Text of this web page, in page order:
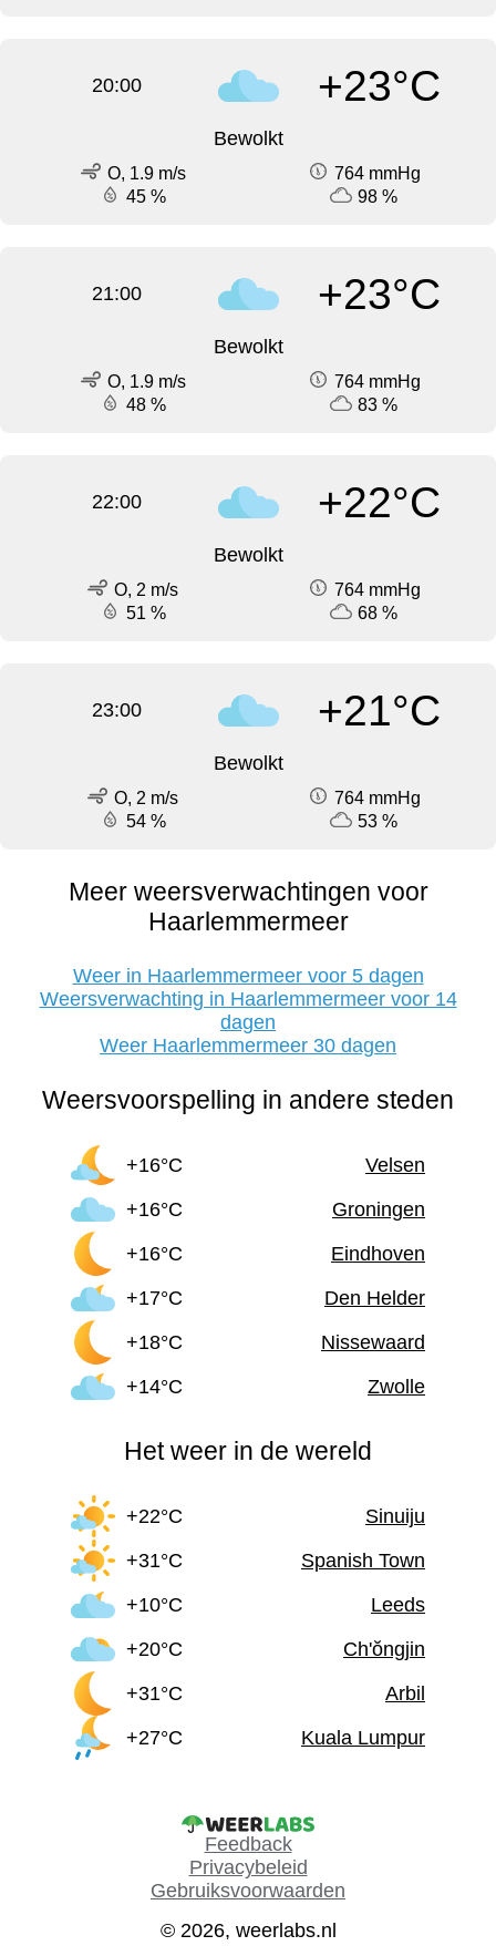
20:00 +23°C
Bewolkt
O, 1.9 m/s
764 mmHg
45 %
98 %
21:00 +23°C
Bewolkt
O, 1.9 m/s
764 mmHg
48 %
83 %
22:00 +22°C
Bewolkt
O, 2 m/s
764 mmHg
51 %
68 %
23:00 +21°C
Bewolkt
O, 2 m/s
764 mmHg
54 %
53 %
Meer weersverwachtingen voor
Haarlemmermeer
Weer in Haarlemmermeer voor 5 dagen
Weersverwachting in Haarlemmermeer voor 14
dagen
Weer Haarlemmermeer 30 dagen
Weersvoorspelling in andere steden
+16°C
Velsen
+16°C
Groningen
+16°C
Eindhoven
+17°C
Den Helder
+18°C
Nissewaard
+14°C
Zwolle
Het weer in de wereld
+22°C
Sinuiju
+31°C
Spanish Town
+10°C
Leeds
+20°C
Ch'ŏngjin
+31°C
Arbil
+27°C
Kuala Lumpur
Feedback
Privacybeleid
Gebruiksvoorwaarden
© 2026, weerlabs.nl